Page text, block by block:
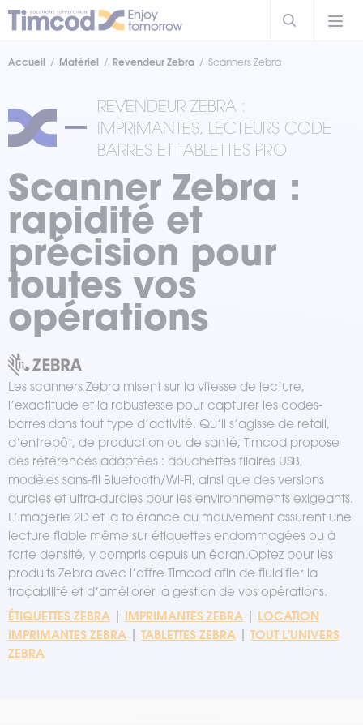
Accueil Matériel Revendeur Zebra Scanners Zebra
REVENDEUR ZEBRA :
IMPRIMANTES, LECTEURS CODE
BARRES ET TABLETTES PRO
Scanner Zebra :
rapidité et
précision pour
toutes vos
opérations
Les scanners Zebra misent sur la vitesse de lecture,
l’exactitude et la robustesse pour capturer les codes-
barres dans tout type d’activité. Qu’il s’agisse de retail,
d’entrepôt, de production ou de santé, Timcod propose
des références adaptées : douchettes filaires USB,
modèles sans-fil Bluetooth/Wi-Fi, ainsi que des versions
durcies et ultra-durcies pour les environnements exigeants.
L’imagerie 2D et la tolérance au mouvement assurent une
lecture fiable même sur étiquettes endommagées ou à
forte densité, y compris depuis un écran.Optez pour les
produits Zebra avec l’offre Timcod afin de fluidifier la
traçabilité et d’améliorer la gestion de vos opérations.
ÉTIQUETTES ZEBRA | IMPRIMANTES ZEBRA | LOCATION
IMPRIMANTES ZEBRA | TABLETTES ZEBRA | TOUT L'UNIVERS
ZEBRA